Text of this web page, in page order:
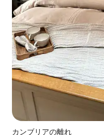
カンブリアの離れ